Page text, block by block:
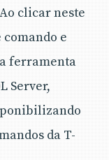
Ao clicar neste
e
ferramenta
Server,
da T-